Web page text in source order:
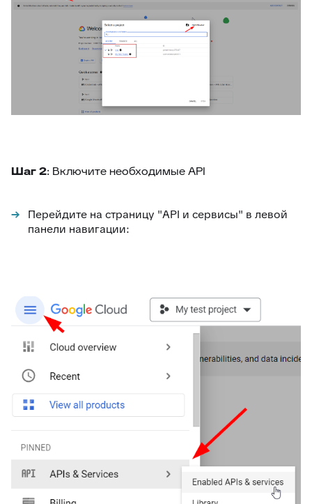
Шаг 2: Включите необходимые API
Перейдите на страницу "API и сервисы" в левой
панели навигации: